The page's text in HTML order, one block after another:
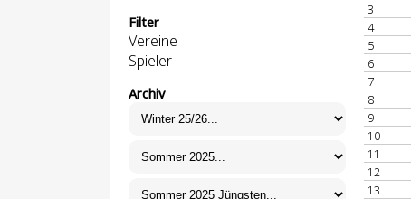
Filter
Vereine
Spieler
Archiv
3
4
5
6
7
8
9
10
11
12
13